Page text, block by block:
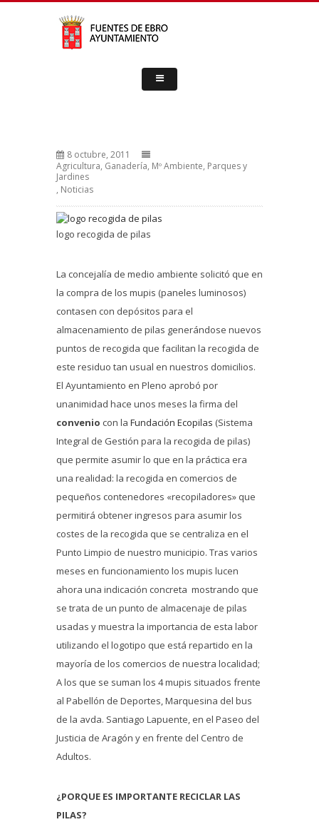
8 octubre, 2011
Agricultura, Ganadería, Mº Ambiente, Parques y
Jardines
, Noticias
logo recogida de pilas
La concejalía de medio ambiente solicitó que en
la compra de los mupis (paneles luminosos)
contasen con depósitos para el
almacenamiento de pilas generándose nuevos
puntos de recogida que facilitan la recogida de
este residuo tan usual en nuestros domicilios.
El Ayuntamiento en Pleno aprobó por
unanimidad hace unos meses la firma del
convenio con la Fundación Ecopilas (Sistema
Integral de Gestión para la recogida de pilas)
que permite asumir lo que en la práctica era
una realidad: la recogida en comercios de
pequeños contenedores «recopiladores» que
permitirá obtener ingresos para asumir los
costes de la recogida que se centraliza en el
Punto Limpio de nuestro municipio. Tras varios
meses en funcionamiento los mupis lucen
ahora una indicación concreta mostrando que
se trata de un punto de almacenaje de pilas
usadas y muestra la importancia de esta labor
utilizando el logotipo que está repartido en la
mayoría de los comercios de nuestra localidad;
A los que se suman los 4 mupis situados frente
al Pabellón de Deportes, Marquesina del bus
de la avda. Santiago Lapuente, en el Paseo del
Justicia de Aragón y en frente del Centro de
Adultos.
¿PORQUE ES IMPORTANTE RECICLAR LAS
PILAS?